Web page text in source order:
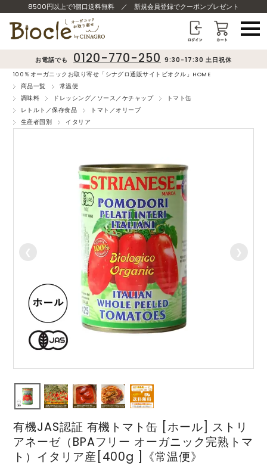
8500円以上で1個口送料無料 ／ 新規会員登録でクーポンプレゼント
お電話でも 0120-770-250 9:30-17:30 土日祝休
100％オーガニックお取り寄せ「シナグロ通販サイトビオクル」HOME
商品一覧
常温便
調味料
ドレッシング／ソース／ケチャップ
トマト缶
レトルト／保存食品
トマト／オリーブ
生産者国別
イタリア
有機JAS認証 有機トマト缶 [ホール] ストリ
アネーゼ（BPAフリー オーガニック完熟トマ
ト）イタリア産[400g ]《常温便》